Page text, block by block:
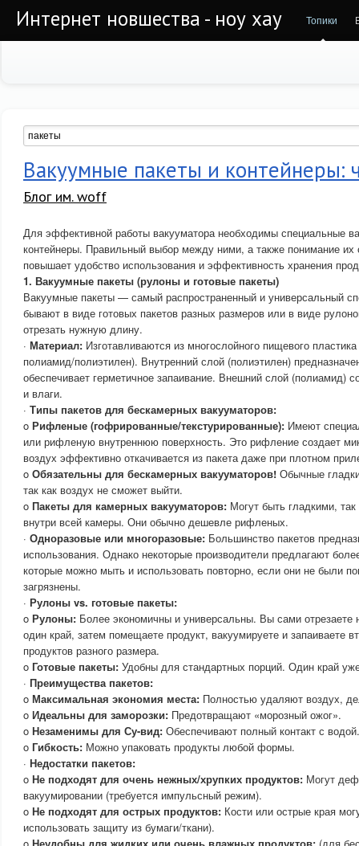
Интернет новшества - ноу хау Топики
Вакуумные пакеты и контейнеры:
Блог им. woff
Для эффективной работы вакууматора необходимы специальные
контейнеры. Правильный выбор между ними, а также понимание их
повышает удобство использования и эффективность хранения
1. Вакуумные пакеты (рулоны и готовые пакеты)
Вакуумные пакеты — самый распространенный и универсальный
бывают в виде готовых пакетов разных размеров или в виде
отрезать нужную длину.
· Материал: Изготавливаются из многослойного пищевого
полиамид/полиэтилен). Внутренний слой (полиэтилен)
обеспечивает герметичное запаивание. Внешний слой (полиамид)
и влаги.
· Типы пакетов для бескамерных вакууматоров:
o Рифленые (гофрированные/текстурированные): Имеют
или рифленую внутреннюю поверхность. Это рифление создает
воздух эффективно откачивается из пакета даже при плотном
o Обязательны для бескамерных вакууматоров! Обычные
так как воздух не сможет выйти.
o Пакеты для камерных вакууматоров: Могут быть гладкими,
внутри всей камеры. Они обычно дешевле рифленых.
· Одноразовые или многоразовые: Большинство пакетов
использования. Однако некоторые производители предлагают
которые можно мыть и использовать повторно, если они не были
загрязнены.
· Рулоны vs. готовые пакеты:
o Рулоны: Более экономичны и универсальны. Вы сами отрезаете
один край, затем помещаете продукт, вакуумируете и запаиваете
продуктов разного размера.
o Готовые пакеты: Удобны для стандартных порций. Один край
· Преимущества пакетов:
o Максимальная экономия места: Полностью удаляют воздух,
o Идеальны для заморозки: Предотвращают «морозный ожог».
o Незаменимы для Су-вид: Обеспечивают полный контакт с водой.
o Гибкость: Можно упаковать продукты любой формы.
· Недостатки пакетов:
o Не подходят для очень нежных/хрупких продуктов: Могут
вакуумировании (требуется импульсный режим).
o Не подходят для острых продуктов: Кости или острые края
использовать защиту из бумаги/ткани).